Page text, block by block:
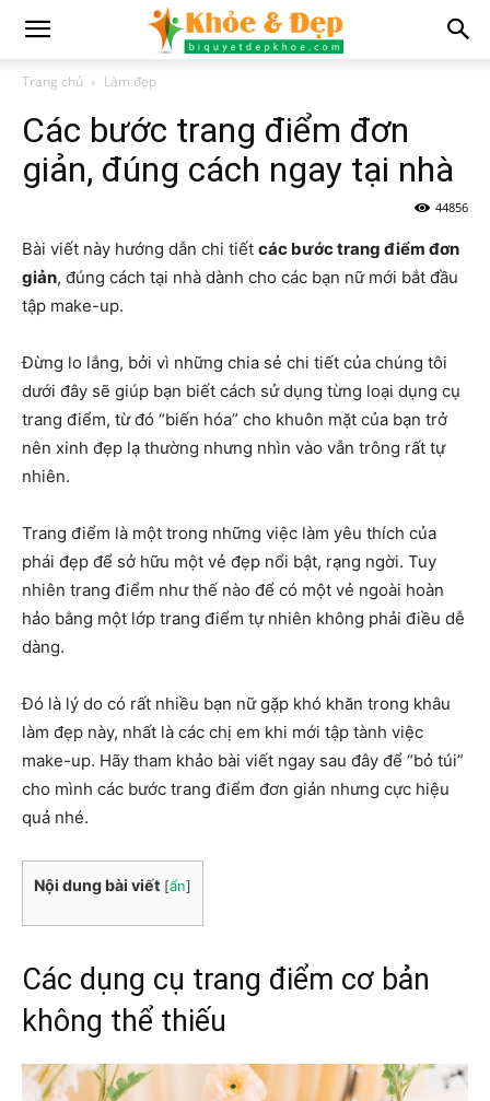
Trang chủ Làm đẹp
Các bước trang điểm đơn
giản, đúng cách ngay tại nhà
44856
Bài viết này hướng dẫn chi tiết các bước trang điểm đơn
giản, đúng cách tại nhà dành cho các bạn nữ mới bắt đầu
tập make-up.
Đừng lo lắng, bởi vì những chia sẻ chi tiết của chúng tôi
dưới đây sẽ giúp bạn biết cách sử dụng từng loại dụng cụ
trang điểm, từ đó “biến hóa” cho khuôn mặt của bạn trở
nên xinh đẹp lạ thường nhưng nhìn vào vẫn trông rất tự
nhiên.
Trang điểm là một trong những việc làm yêu thích của
phái đẹp để sở hữu một vẻ đẹp nổi bật, rạng ngời. Tuy
nhiên trang điểm như thế nào để có một vẻ ngoài hoàn
hảo bằng một lớp trang điểm tự nhiên không phải điều dễ
dàng.
Đó là lý do có rất nhiều bạn nữ gặp khó khăn trong khâu
làm đẹp này, nhất là các chị em khi mới tập tành việc
make-up. Hãy tham khảo bài viết ngay sau đây để “bỏ túi”
cho mình các bước trang điểm đơn giản nhưng cực hiệu
quả nhé.
Nội dung bài viết [ẩn]
Các dụng cụ trang điểm cơ bản
không thể thiếu